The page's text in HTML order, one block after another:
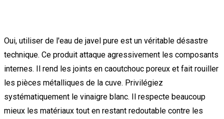
Oui, utiliser de l'eau de javel pure est un véritable désastre
technique. Ce produit attaque agressivement les composants
internes. Il rend les joints en caoutchouc poreux et fait rouiller
les pièces métalliques de la cuve. Privilégiez
systématiquement le vinaigre blanc. Il respecte beaucoup
mieux les matériaux tout en restant redoutable contre les